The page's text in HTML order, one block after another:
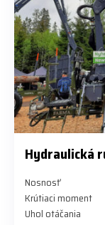
Hydraulická
Nosnosť
Krútiaci moment
Uhol otáčania